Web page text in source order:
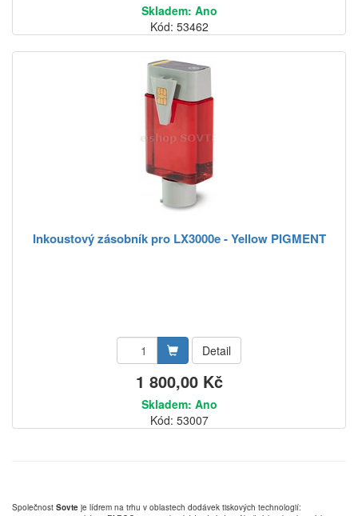
Skladem: Ano
Kód: 53462
Inkoustový zásobník pro LX3000e - Yellow PIGMENT
Detail
1 800,00 Kč
Skladem: Ano
Kód: 53007
Společnost Sovte je lídrem na trhu v oblastech dodávek tiskových technologií: